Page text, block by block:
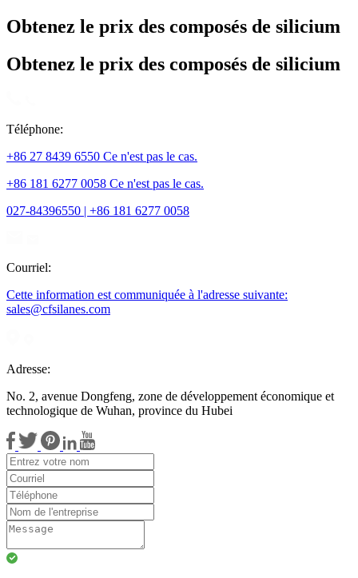
Obtenez le prix des composés de silicium
Obtenez le prix des composés de silicium
Téléphone:
+86 27 8439 6550 Ce n'est pas le cas.
+86 181 6277 0058 Ce n'est pas le cas.
027-84396550 | +86 181 6277 0058
Courriel:
Cette information est communiquée à l'adresse suivante:
sales@cfsilanes.com
Adresse:
No. 2, avenue Dongfeng, zone de développement économique et
technologique de Wuhan, province du Hubei